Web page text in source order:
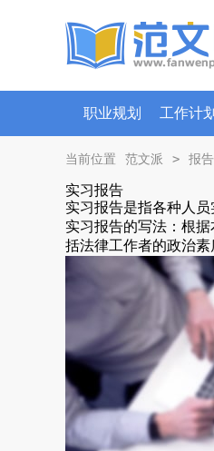
职业规划 工作计划
当前位置 范文派 > 报
实习报告
实习报告是指各种人
实习报告的写法：根
括法律工作者的政治